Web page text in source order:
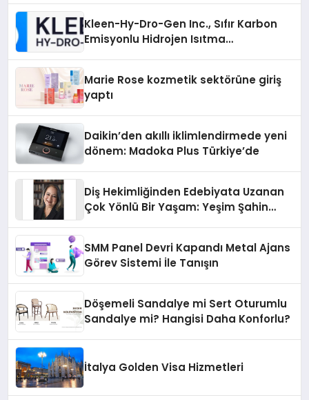
Kleen-Hy-Dro-Gen Inc., Sıfır Karbon
Emisyonlu Hidrojen Isıtma
Marie Rose kozmetik sektörüne giriş
yaptı
Daikin’den akıllı iklimlendirmede yeni
dönem: Madoka Plus Türkiye’de
Diş Hekimliğinden Edebiyata Uzanan
Çok Yönlü Bir Yaşam: Yeşim Şahin
SMM Panel Devri Kapandı Metal Ajans
Görev Sistemi İle Tanışın
Döşemeli Sandalye mi Sert Oturumlu
Sandalye mi? Hangisi Daha Konforlu?
İtalya Golden Visa Hizmetleri